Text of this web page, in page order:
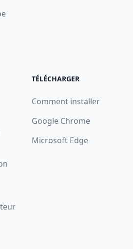
TÉLÉCHARGER
Comment installer
Google Chrome
Microsoft Edge